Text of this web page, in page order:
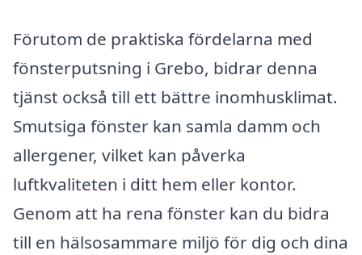
Förutom de praktiska fördelarna med
fönsterputsning i Grebo, bidrar denna
tjänst också till ett bättre inomhusklimat.
Smutsiga fönster kan samla damm och
allergener, vilket kan påverka
luftkvaliteten i ditt hem eller kontor.
Genom att ha rena fönster kan du bidra
till en hälsosammare miljö för dig och dina